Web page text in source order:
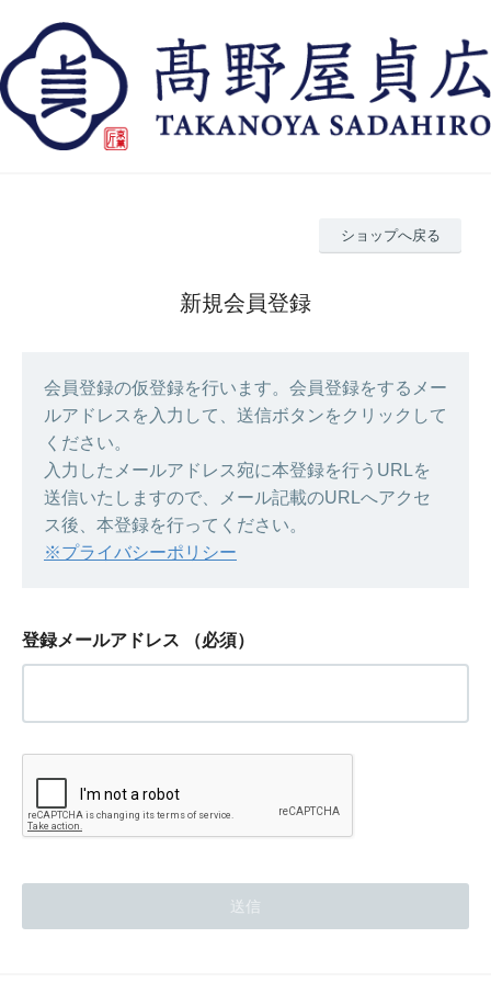
ショップへ戻る
新規会員登録
会員登録の仮登録を行います。会員登録をするメー
ルアドレスを入力して、送信ボタンをクリックして
ください。
入力したメールアドレス宛に本登録を行うURLを
送信いたしますので、メール記載のURLへアクセ
ス後、本登録を行ってください。
※プライバシーポリシー
登録メールアドレス （必須）